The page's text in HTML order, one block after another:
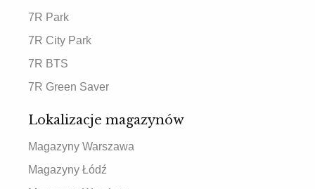
7R Park
7R City Park
7R BTS
7R Green Saver
Lokalizacje magazynów
Magazyny Warszawa
Magazyny Łódź